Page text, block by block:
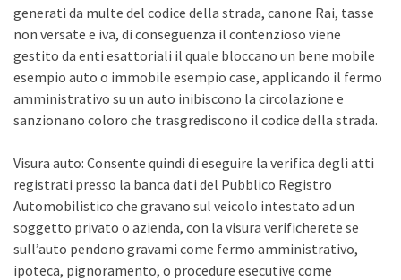
generati da multe del codice della strada, canone Rai, tasse
non versate e iva, di conseguenza il contenzioso viene
gestito da enti esattoriali il quale bloccano un bene mobile
esempio auto o immobile esempio case, applicando il fermo
amministrativo su un auto inibiscono la circolazione e
sanzionano coloro che trasgrediscono il codice della strada.
Visura auto: Consente quindi di eseguire la verifica degli atti
registrati presso la banca dati del Pubblico Registro
Automobilistico che gravano sul veicolo intestato ad un
soggetto privato o azienda, con la visura verificherete se
sull’auto pendono gravami come fermo amministrativo,
ipoteca, pignoramento, o procedure esecutive come